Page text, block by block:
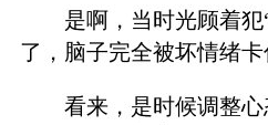
是啊，当时光顾着犯
了，脑子完全被坏情绪卡
看来，是时候调整